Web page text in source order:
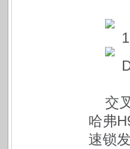
交
哈弗
速锁